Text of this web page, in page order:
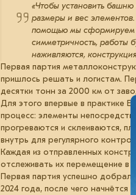
«Чтобы установить
размеры и вес
помощью мы сформируем
симметричность, работы
наживляются,
Первая партия
пришлось решать и логистам.
десятки тонн за 2000 км от
Для этого впервые в практике
процесс: элементы
прогреваются и склеиваются,
внутрь для регулярного
Каждая из отправленных
отслеживать их перемещение в
Первая партия успешно
2024 года, после чего